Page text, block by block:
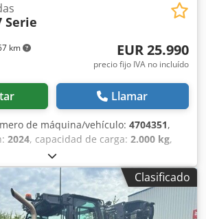
km
Serie
EUR 25.990
precio fijo IVA no incluído
Llamar
de máquina/vehículo: 4704351,
2024, capacidad de carga: 2.000 kg,
4.730 mm, ascensor libre:
mm, tipo de combustible:eléctrico,
, altura de construcción:2.230 mm,
1.200 mm, tipo de motor:
Bobcat Crjdpfjxz Spwjx An Eef
Clasificado